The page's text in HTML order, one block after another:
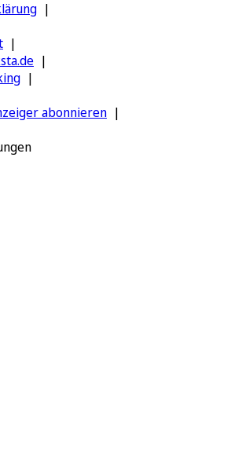
abonnieren